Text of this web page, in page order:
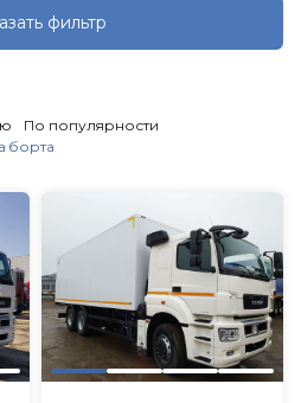
Показать фильтр
По популярности
борта